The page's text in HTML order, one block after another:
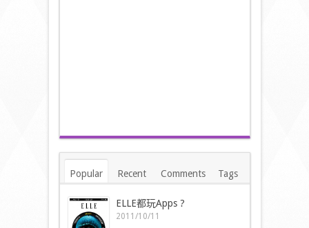
Popular Recent Comments Tags
ELLE都玩Apps ?
2011/10/11